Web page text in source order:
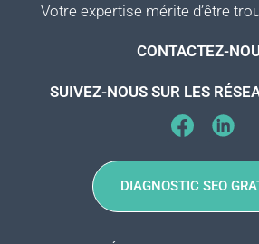
Votre expertise mérite d’être
CONTACTEZ-
SUIVEZ-NOUS SUR LES
DIAGNOSTIC SEO